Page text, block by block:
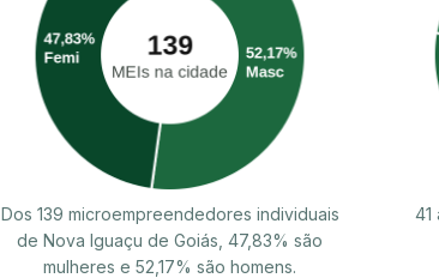
Dos 139 microempreendedores individuais
de Nova Iguaçu de Goiás, 47,83% são
mulheres e 52,17% são homens.
41